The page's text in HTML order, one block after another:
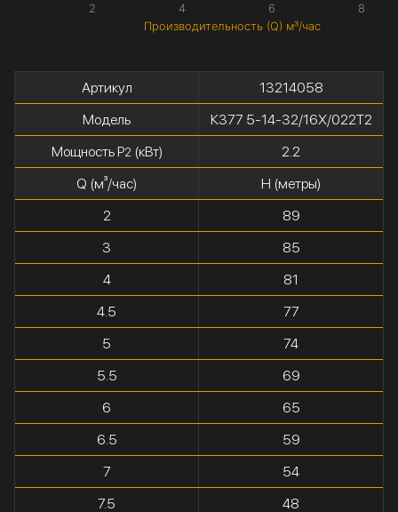
Производительность (Q) м³/час
2 4 6 8
Артикул
13214058
Модель
К377 5-14-32/16Х/022Т2
Мощность P2(кВт)
2.2
Q (м³/час)
H (метры)
2
89
3
85
4
81
4.5
77
5
74
5.5
69
6
65
6.5
59
7
54
7.5
48